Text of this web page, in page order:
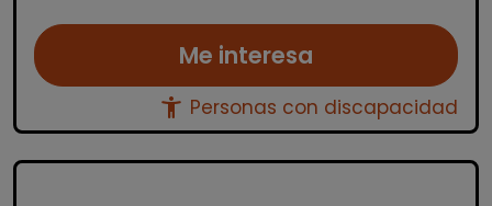
Me interesa
accessibility_new Personas con discapacidad